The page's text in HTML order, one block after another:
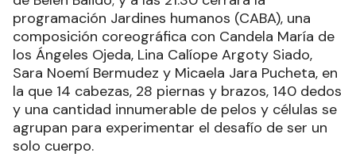
programación Jardines humanos (CABA), una
composición coreográfica con Candela María de
los Ángeles Ojeda, Lina Calíope Argoty Siado,
Sara Noemí Bermudez y Micaela Jara Pucheta, en
la que 14 cabezas, 28 piernas y brazos, 140 dedos
y una cantidad innumerable de pelos y células se
agrupan para experimentar el desafío de ser un
solo cuerpo.